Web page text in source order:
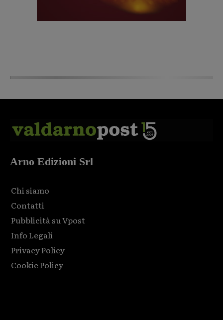
Arno Edizioni Srl
Chi siamo
Contatti
Pubblicità su Vpost
Info Legali
Privacy Policy
Cookie Policy